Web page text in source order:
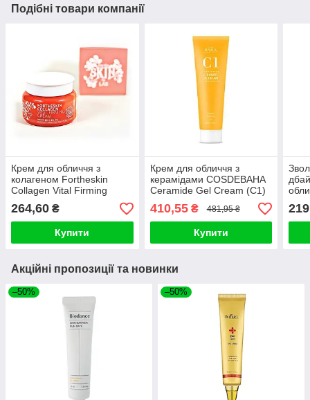
Подібні товари компанії
Крем для обличчя з
колагеном Fortheskin
Collagen Vital Firming
Cream 100ml
264,60 ₴
Купити
Крем для обличчя з
керамідами COSDEBAHA
Ceramide Gel Cream (C1)
45ml
410,55₴ 481,95 ₴
Купити
Full
Акційні пропозиції та новинки
–50% –50%